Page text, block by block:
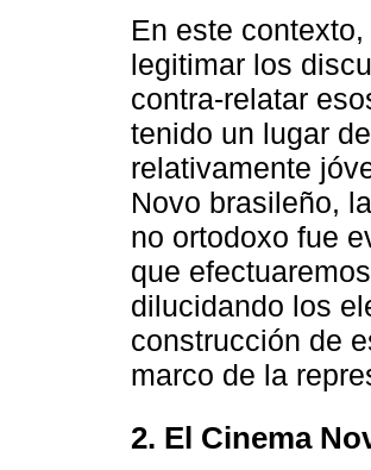
En este
legitimar los
contra-relatar
tenido un lugar
relativamente
Novo brasileño,
no ortodoxo fue
que
dilucidando los
construcción de
marco de la
2. El Cinema